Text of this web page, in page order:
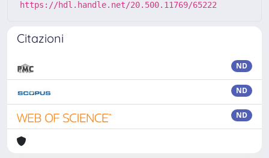
https://hdl.handle.net/20.500.11769/65222
Citazioni
ND
ND
ND